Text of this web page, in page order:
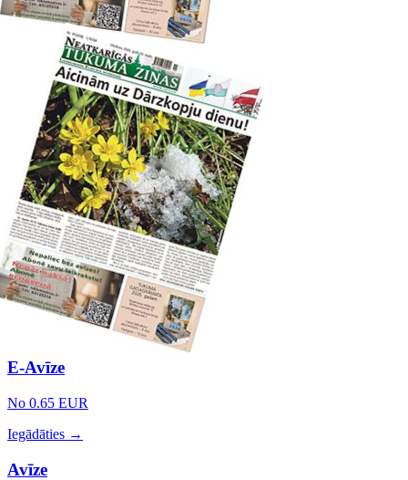
E-Avīze
No 0.65 EUR
Iegādāties →
Avīze